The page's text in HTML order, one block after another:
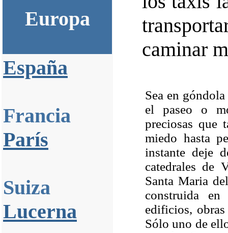
Europa
España
Francia
París
Suiza
Lucerna
caminar
Sea en
el paseo o
preciosas que
miedo hasta
instante deje
catedrales de
Santa Maria
construida
edificios,
Sólo uno de